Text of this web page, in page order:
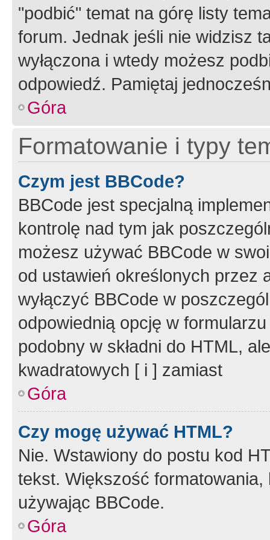
"podbić" temat na górę listy
forum. Jednak jeśli nie widzisz
wyłączona i wtedy możesz
odpowiedź. Pamiętaj
Góra
Formatowanie i typy
Czym jest BBCode?
BBCode jest specjalną
kontrolę nad tym jak
możesz używać BBCode w
od ustawień określonych przez
wyłączyć BBCode w
odpowiednią opcję w
podobny w składni do HTML,
kwadratowych [ i ] zamiast
Góra
Czy mogę używać HTML?
Nie. Wstawiony do postu kod
tekst. Większość
używając BBCode.
Góra